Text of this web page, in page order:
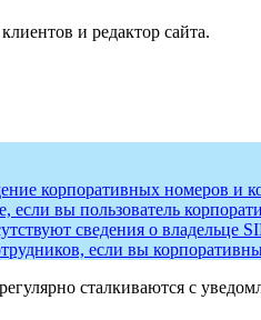
и редактор сайта.
корпоративных номеров и
если вы пользователь
сведения о владельце
если вы
сталкиваются с